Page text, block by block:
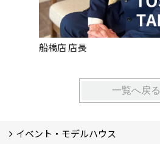
船橋店 店長
一覧へ戻る
イベント・モデルハウス